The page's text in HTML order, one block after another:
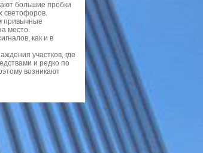
большие пробки
светофоров.
привычные
место.
как и в
участков, где
и редко по
возникают